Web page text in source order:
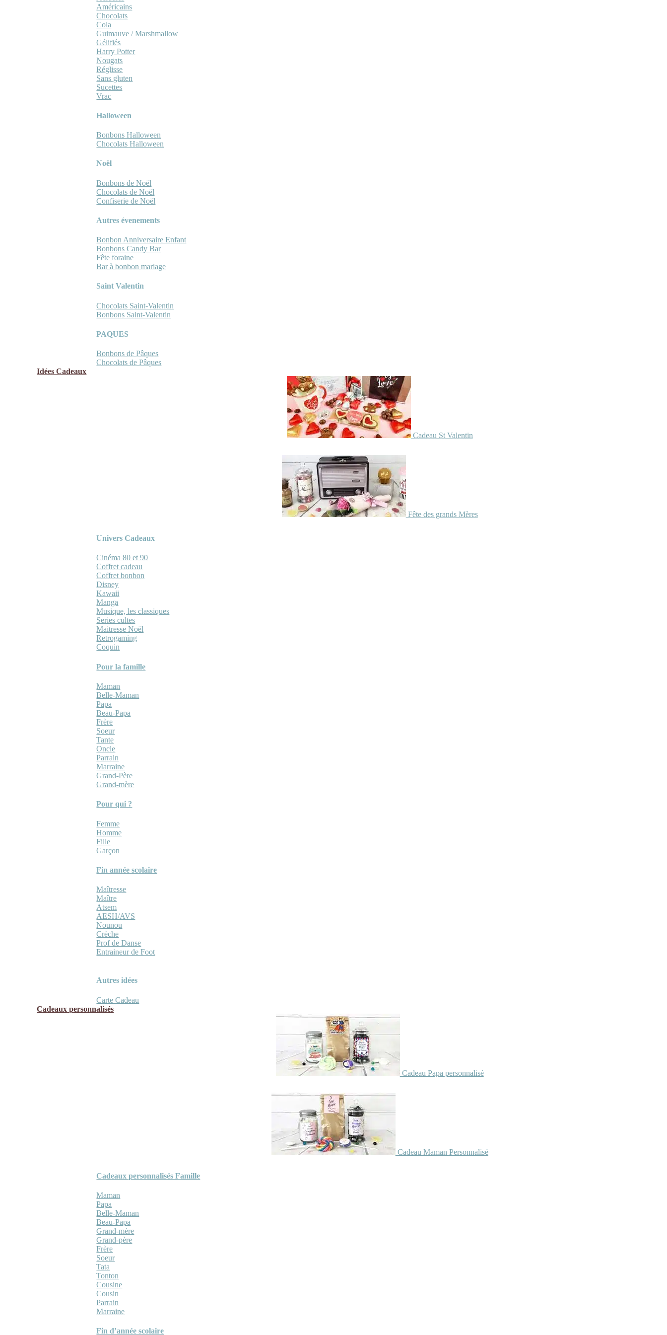
Américains
Chocolats
Cola
Guimauve / Marshmallow
Gélifiés
Harry Potter
Nougats
Réglisse
Sans gluten
Sucettes
Vrac
Halloween
Bonbons Halloween
Chocolats Halloween
Noël
Bonbons de Noël
Chocolats de Noël
Confiserie de Noël
Autres évenements
Bonbon Anniversaire Enfant
Bonbons Candy Bar
Fête foraine
Bar à bonbon mariage
Saint Valentin
Chocolats Saint-Valentin
Bonbons Saint-Valentin
PAQUES
Bonbons de Pâques
Chocolats de Pâques
Idées Cadeaux
Cadeau St Valentin
Fête des grands Mères
Univers Cadeaux
Cinéma 80 et 90
Coffret cadeau
Coffret bonbon
Disney
Kawaii
Manga
Musique, les classiques
Series cultes
Maitresse Noël
Retrogaming
Coquin
Pour la famille
Maman
Belle-Maman
Papa
Beau-Papa
Frère
Soeur
Tante
Oncle
Parrain
Marraine
Grand-Père
Grand-mère
Pour qui ?
Femme
Homme
Fille
Garçon
Fin année scolaire
Maîtresse
Maître
Atsem
AESH/AVS
Nounou
Crèche
Prof de Danse
Entraineur de Foot
Autres idées
Carte Cadeau
Cadeaux personnalisés
Cadeau Papa personnalisé
Cadeau Maman Personnalisé
Cadeaux personnalisés Famille
Maman
Papa
Belle-Maman
Beau-Papa
Grand-mère
Grand-père
Frère
Soeur
Tata
Tonton
Cousine
Cousin
Parrain
Marraine
Fin d’année scolaire